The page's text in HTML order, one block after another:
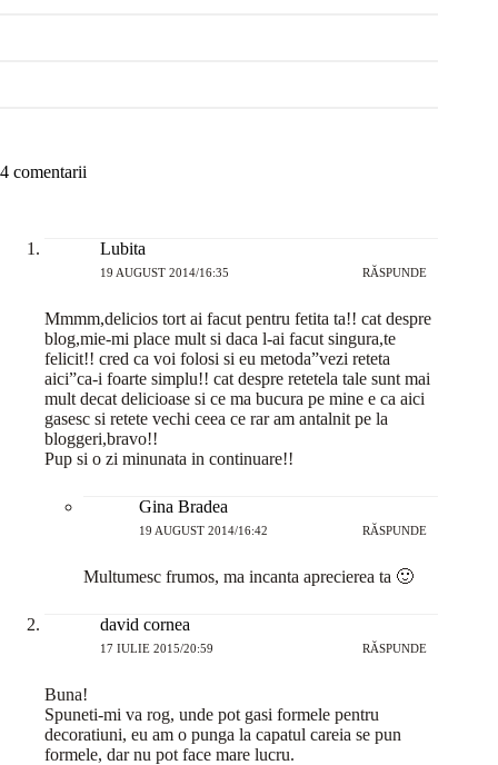
4 comentarii
Lubita
19 AUGUST 2014/16:35 RĂSPUNDE
Mmmm,delicios tort ai facut pentru fetita ta!! cat despre
blog,mie-mi place mult si daca l-ai facut singura,te
felicit!! cred ca voi folosi si eu metoda”vezi reteta
aici”ca-i foarte simplu!! cat despre retetela tale sunt mai
mult decat delicioase si ce ma bucura pe mine e ca aici
gasesc si retete vechi ceea ce rar am antalnit pe la
bloggeri,bravo!!
Pup si o zi minunata in continuare!!
Gina Bradea
19 AUGUST 2014/16:42 RĂSPUNDE
Multumesc frumos, ma incanta aprecierea ta 🙂
david cornea
17 IULIE 2015/20:59 RĂSPUNDE
Buna!
Spuneti-mi va rog, unde pot gasi formele pentru
decoratiuni, eu am o punga la capatul careia se pun
formele, dar nu pot face mare lucru.